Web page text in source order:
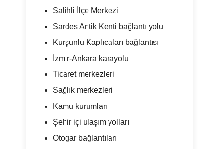
Salihli İlçe Merkezi
Sardes Antik Kenti bağlantı yolu
Kurşunlu Kaplıcaları bağlantısı
İzmir-Ankara karayolu
Ticaret merkezleri
Sağlık merkezleri
Kamu kurumları
Şehir içi ulaşım yolları
Otogar bağlantıları